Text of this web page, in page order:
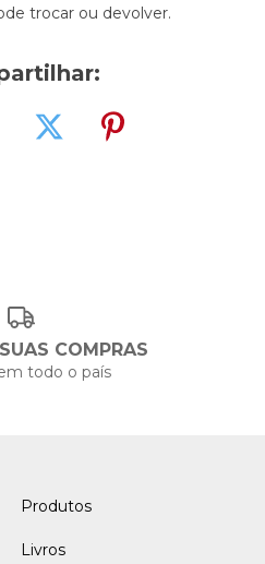
trocar ou devolver.
COMPRAS
todo o país
Produtos
Livros